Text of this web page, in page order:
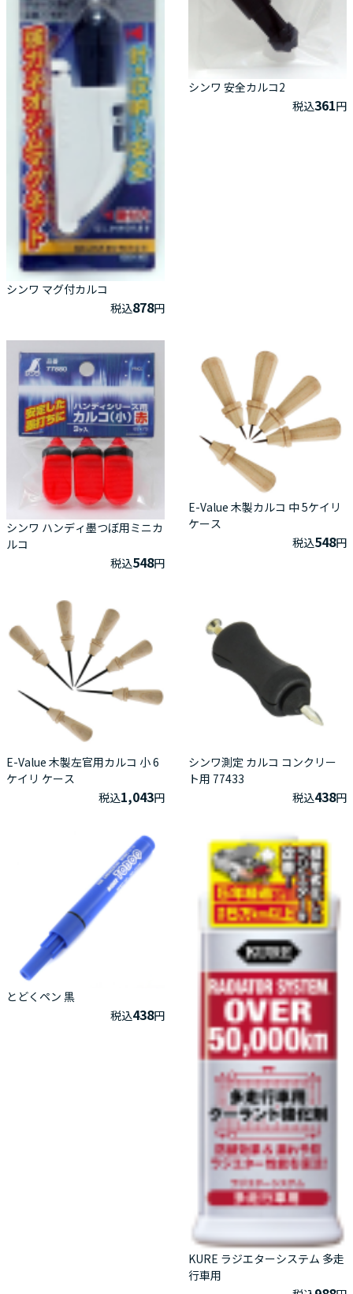
シンワ マグ付カルコ
税込878円
シンワ 安全カルコ2
税込361円
シンワ ハンディ墨つぼ用ミニカ
ルコ
税込548円
E-Value 木製カルコ 中 5ケイリ
ケース
税込548円
E-Value 木製左官用カルコ 小 6
ケイリ ケース
税込1,043円
シンワ測定 カルコ コンクリー
ト用 77433
税込438円
とどくペン 黒
税込438円
KURE ラジエターシステム 多走
行車用